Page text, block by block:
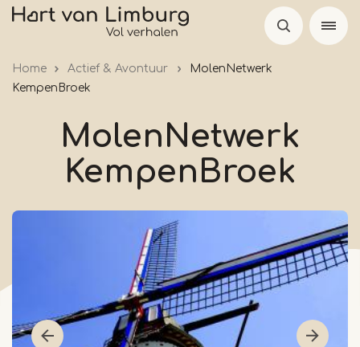
Overslaan
Home Actief & Avontuur
MolenNetwerk
KempenBroek
MolenNetwerk
KempenBroek